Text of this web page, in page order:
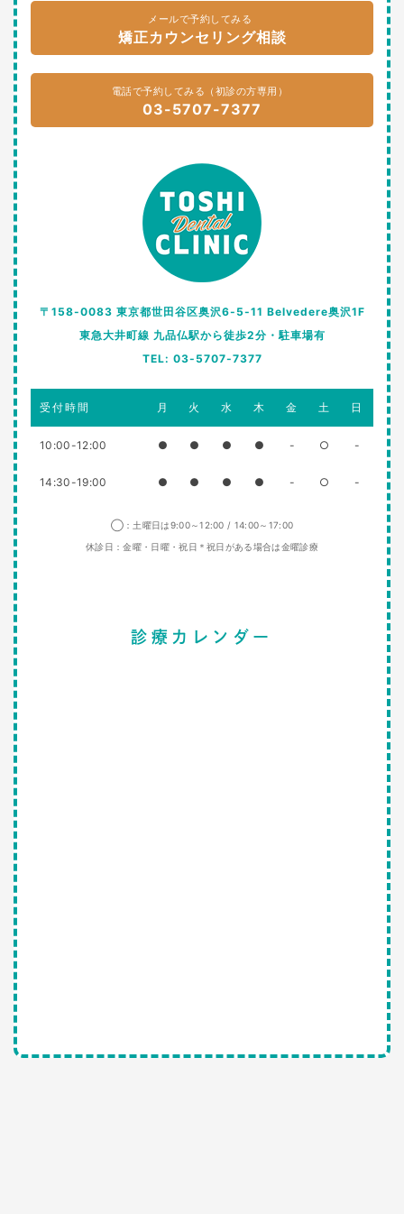
メールで予約してみる
矯正カウンセリング相談
電話で予約してみる（初診の方専用）
03-5707-7377
〒158-0083 東京都世田谷区奥沢6-5-11 Belvedere奥沢1F
東急大井町線 九品仏駅から徒歩2分・駐車場有
TEL: 03-5707-7377
受付時間 月 火 水 木 金 土 日
10:00-12:00 ● ● ● ● - ○ -
14:30-19:00 ● ● ● ● - ○ -
◯：土曜日は9:00～12:00 / 14:00～17:00
休診日：金曜・日曜・祝日＊祝日がある場合は金曜診療
診療カレンダー